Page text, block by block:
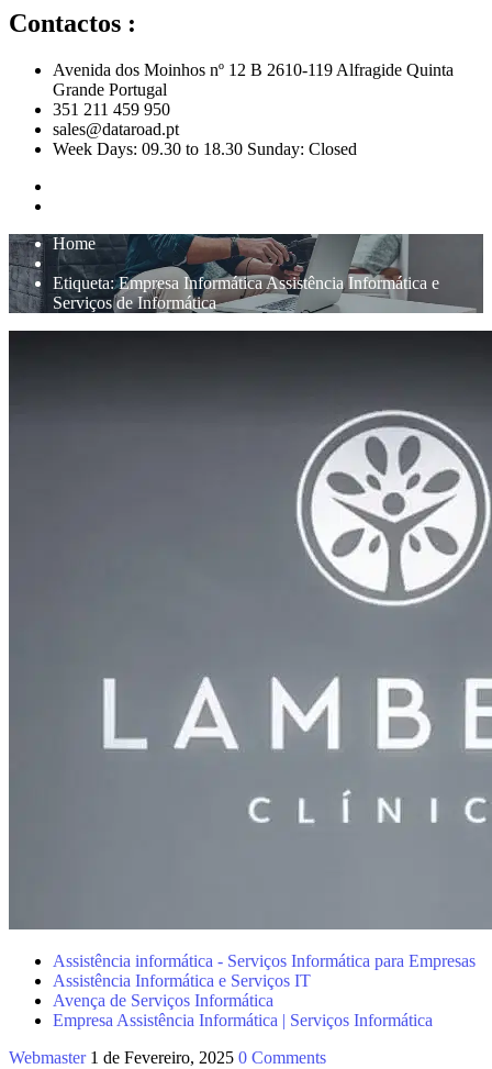
Contactos :
Avenida dos Moinhos nº 12 B 2610-119 Alfragide Quinta
Grande Portugal
351 211 459 950
sales@dataroad.pt
Week Days: 09.30 to 18.30 Sunday: Closed
Home
Etiqueta:Empresa Informática Assistência Informática e
Serviços de Informática
Assistência informática - Serviços Informática para Empresas
Assistência Informática e Serviços IT
Avença de Serviços Informática
Empresa Assistência Informática | Serviços Informática
Webmaster 1 de Fevereiro, 2025 0 Comments